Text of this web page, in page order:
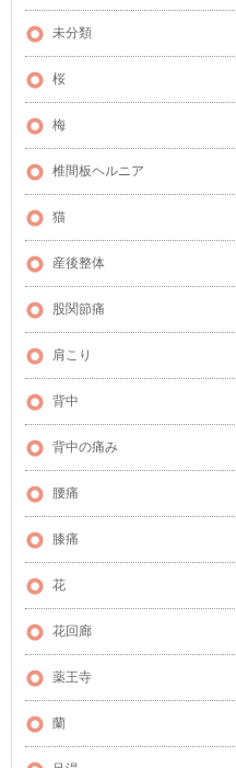
未分類
桜
梅
椎間板ヘルニア
猫
産後整体
股関節痛
肩こり
背中
背中の痛み
腰痛
膝痛
花
花回廊
薬王寺
蘭